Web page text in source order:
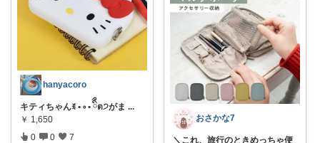
hanyacoro
キティちゃん‎ꉂ • ༚ • ིྀต੭がま ...
￥ 1,650
0 0 7
おさかな7
＼これ、旅行のときめっちゃ便